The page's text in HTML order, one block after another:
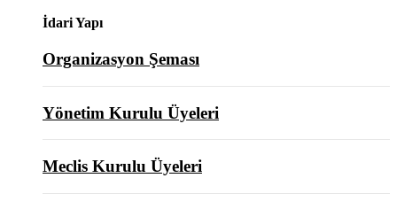
İdari Yapı
Organizasyon Şeması
Yönetim Kurulu Üyeleri
Meclis Kurulu Üyeleri